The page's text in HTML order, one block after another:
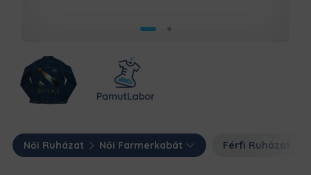
Női Ruházat Női Farmerkabát Férfi Ruházat